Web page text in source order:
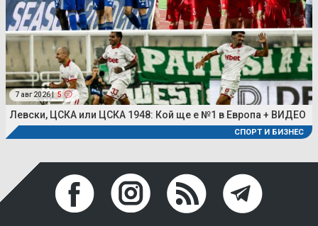
7 авг 2026 | 5
Левски, ЦСКА или ЦСКА 1948: Кой ще е №1 в Европа + ВИДЕО
СПОРТ И БИЗНЕС